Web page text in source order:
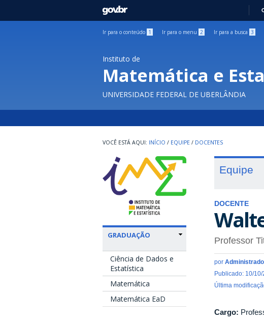
GOVBR
Ir para o conteúdo 1 Ir para o menu 2 Ir para a busca 3
Instituto de
Matemática e
UNIVERSIDADE FEDERAL DE UBERLÂNDIA
INÍCIO / EQUIPE / DOCENTES
GRADUAÇÃO
Ciência de Dados e
Estatística
Matemática
Matemática EaD
Equipe
DOCENTE
Professor
por
Publicado: 10/
Última
Cargo: